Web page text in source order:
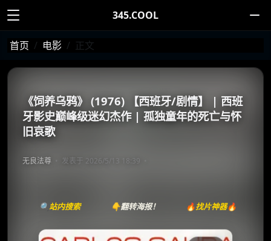
345.COOL
首页 电影 正文
《饲养乌鸦》 (1976) 【西班牙/剧情】 | 西班
牙影史巅峰级迷幻杰作 | 孤独童年的死亡与怀
旧哀歌
无良法尊 发表于 2026/5/13 18:39
🔍站内搜索 👇翻转海报！ 🔥找片神器🔥